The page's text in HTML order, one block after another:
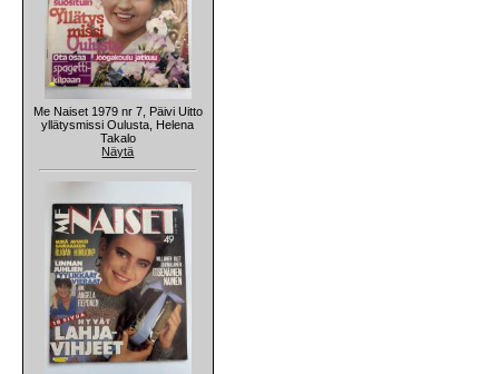
Me Naiset 1979 nr 7, Päivi Uitto
yllätysmissi Oulusta, Helena
Takalo
Näytä